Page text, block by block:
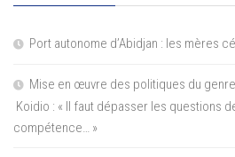
Port autonome d’Abidjan : les mères
Mise en œuvre des politiques du
Koidio : « Il faut dépasser les questions
compétence… »